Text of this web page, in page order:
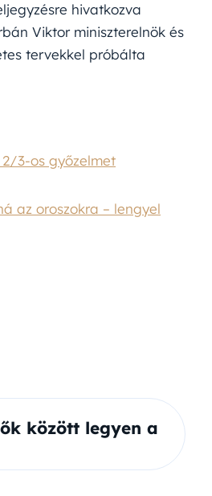
hivatkozva
Viktor miniszterelnök és
tervekkel próbálta
3-os győzelmet
az oroszokra – lengyel
között legyen a